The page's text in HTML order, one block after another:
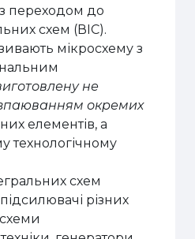
з переходом до
схем (ВІС).
мікросхему з
не
окремих
елементів, а
технологічному
схем
різних
схеми